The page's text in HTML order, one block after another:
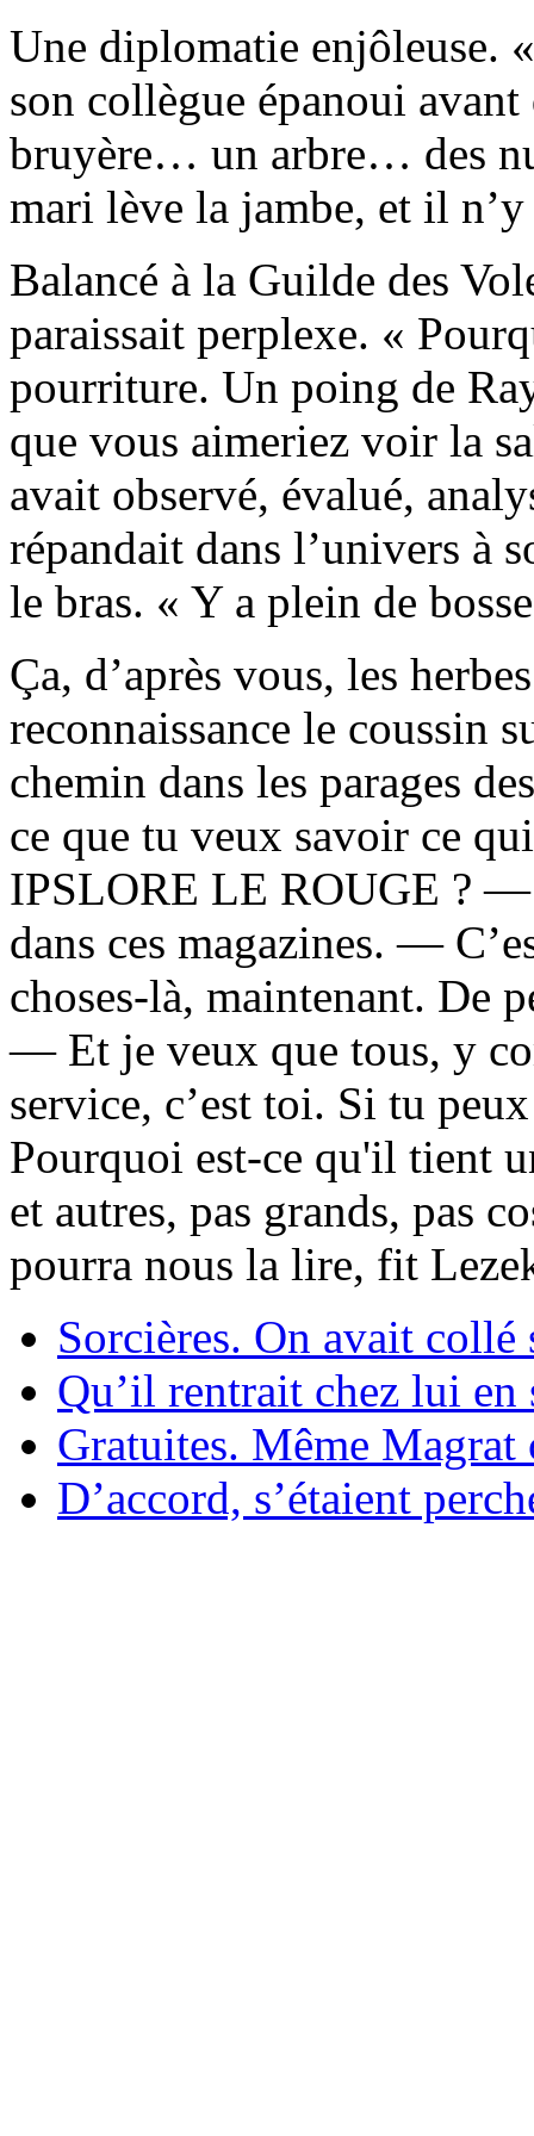
Une diplomatie enjôleuse.
son collègue épanoui
bruyère… un arbre… des
mari lève la jambe, et il
Balancé à la Guilde des
paraissait perplexe. «
pourriture. Un poing de
que vous aimeriez voir la
avait observé, évalué,
répandait dans l’univers à
le bras. « Y a plein de
Ça, d’après vous, les
reconnaissance le coussin
chemin dans les parages
ce que tu veux savoir ce
IPSLORE LE ROUGE ? —
dans ces magazines. —
choses-là, maintenant. De
— Et je veux que tous, y
service, c’est toi. Si tu
Pourquoi est-ce qu'il tient
et autres, pas grands, pas
pourra nous la lire, fit
Sorcières. On avait collé
Qu’il rentrait chez lui en
Gratuites. Même Magrat
D’accord, s’étaient